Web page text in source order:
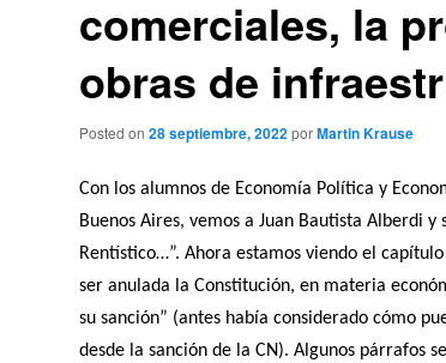
comerciales, la
obras de
Posted on 28 septiembre, 2022porMartin Krause
Con los alumnos de Economía Política y
Buenos Aires, vemos a Juan Bautista Alberdi y
Rentístico…”. Ahora estamos viendo el
ser anulada la Constitución, en materia
su sanción” (antes había considerado cómo
desde la sanción de la CN). Algunos párrafos